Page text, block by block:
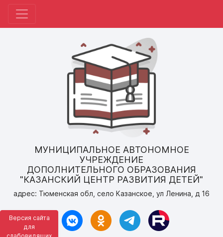
Версия сайта
для
МУНИЦИПАЛЬНОЕ АВТОНОМНОЕ
УЧРЕЖДЕНИЕ
ДОПОЛНИТЕЛЬНОГО ОБРАЗОВАНИЯ
"КАЗАНСКИЙ ЦЕНТР РАЗВИТИЯ ДЕТЕЙ"
адрес: Тюменская обл, село Казанское, ул Ленина, д 16